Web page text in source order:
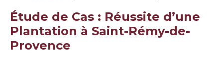
Étude de Cas : Réussite d’une
Plantation à Saint-Rémy-de-
Provence